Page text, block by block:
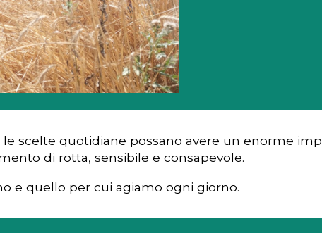
scelte quotidiane possano avere un enorme
di rotta, sensibile e consapevole.
e quello per cui agiamo ogni giorno.